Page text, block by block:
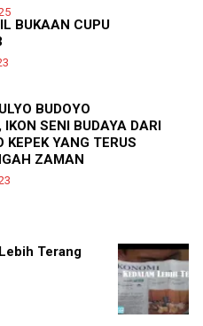
BUKAAN CUPU
BUDOYO
IKON SENI BUDAYA DARI
KEPEK YANG TERUS
ZAMAN
Terang